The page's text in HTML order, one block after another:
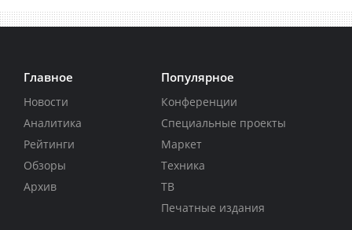
Главное
Новости
Аналитика
Рейтинги
Обзоры
Архив
Популярное
Конференции
Специальные проекты
Маркет
Техника
ТВ
Печатные издания